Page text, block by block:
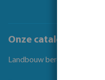
Onze catalogi
Landbouw beregening